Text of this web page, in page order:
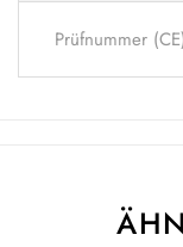
Prüfnummer